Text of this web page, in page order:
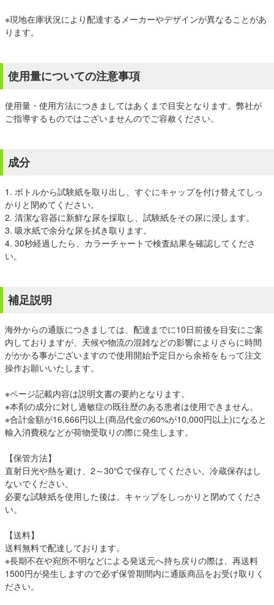
※現地在庫状況により配達するメーカーやデザインが異なることがあ
ります。
使用量についての注意事項
使用量・使用方法につきましてはあくまで目安となります。弊社が
ご指導するものではございませんのでご容赦ください。
成分
1. ボトルから試験紙を取り出し、すぐにキャップを付け替えてしっ
かりと閉めてください。
2. 清潔な容器に新鮮な尿を採取し、試験紙をその尿に浸します。
3. 吸水紙で余分な尿を拭き取ります。
4. 30秒経過したら、カラーチャートで検査結果を確認してくださ
い。
補足説明
海外からの通販につきましては、配達までに10日前後を目安にご案
内しておりますが、天候や物流の混雑などの影響によりさらに時間
がかかる事がございますので使用開始予定日から余裕をもって注文
操作お願いいたします。
※ページ記載内容は説明文書の要約となります。
※本剤の成分に対し過敏症の既往歴のある患者は使用できません。
※合計金額が16,666円以上(商品代金の60%が10,000円以上)になると
輸入消費税などが荷物受取りの際に発生します。
【保管方法】
直射日光や熱を避け、2～30℃で保存してください。冷蔵保存はし
ないでください。
必要な試験紙を使用した後は、キャップをしっかりと閉めてくださ
い。
【送料】
送料無料で配達しております。
※長期不在や宛所不明などによる発送元へ持ち戻りの際は、再送料
1500円が発生しますので必ず保管期間内に通販商品をお受け取りく
ださい。